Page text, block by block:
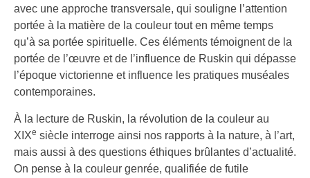
avec une approche transversale, qui souligne l’attention
portée à la matière de la couleur tout en même temps
qu’à sa portée spirituelle. Ces éléments témoignent de la
portée de l’œuvre et de l’influence de Ruskin qui dépasse
l’époque victorienne et influence les pratiques muséales
contemporaines.
À la lecture de Ruskin, la révolution de la couleur au
XIXe siècle interroge ainsi nos rapports à la nature, à l’art,
mais aussi à des questions éthiques brûlantes d’actualité.
On pense à la couleur genrée, qualifiée de futile